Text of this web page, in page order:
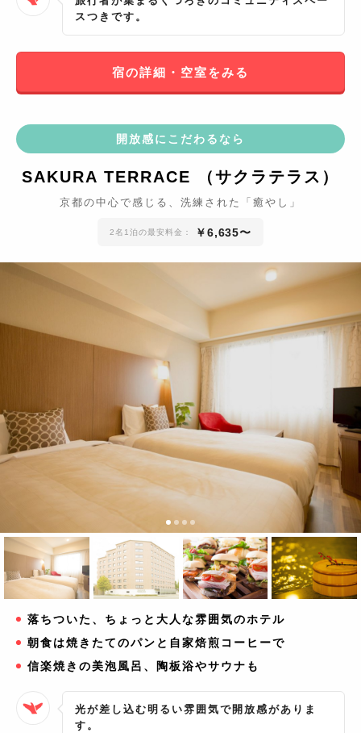
スつきです。
宿の詳細・空室をみる
開放感にこだわるなら
SAKURA TERRACE （サクラテラス）
京都の中心で感じる、洗練された「癒やし」
2名1泊の最安料金： ￥6,635〜
落ちついた、ちょっと大人な雰囲気のホテル
朝食は焼きたてのパンと自家焙煎コーヒーで
信楽焼きの美泡風呂、陶板浴やサウナも
光が差し込む明るい雰囲気で開放感がありま
す。